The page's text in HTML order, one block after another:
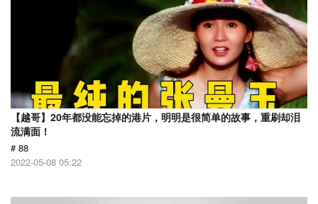
【越哥】20年都没能忘掉的港片，明明是很简单的故事，重刷却泪
流满面！
# 88
2022-05-08 05:22